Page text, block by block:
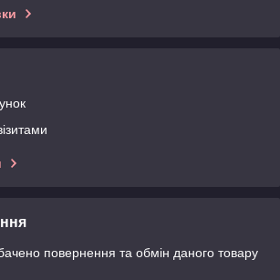
повернення та обмін даного товару